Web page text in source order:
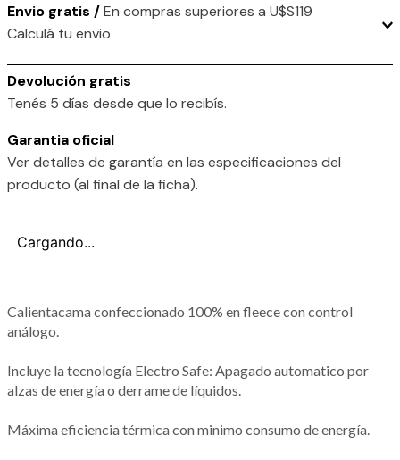
Envio gratis /En compras superiores a U$S119
Calculá tu envio
Devolución gratis
Tenés 5 días desde que lo recibís.
Garantia oficial
Ver detalles de garantía en las especificaciones del
producto (al final de la ficha).
Cargando...
Calientacama confeccionado 100% en fleece con control
análogo.
Incluye la tecnología Electro Safe: Apagado automatico por
alzas de energía o derrame de líquidos.
Máxima eficiencia térmica con minimo consumo de energía.